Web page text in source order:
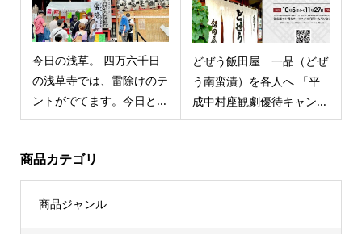
今日の浅草。 四万六千日
の浅草寺では、雷除けのテ
ントがでてます。今日と...
どぜう飯田屋 一品（どぜ
う南蛮漬）を各人へ 「平
成中村座観劇優待キャン...
商品カテゴリ
商品ジャンル